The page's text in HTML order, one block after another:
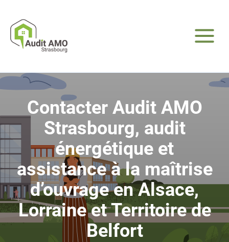
Contacter Audit AMO
Strasbourg, audit
énergétique et
assistance à la maîtrise
d’ouvrage en Alsace,
Lorraine et Territoire de
Belfort